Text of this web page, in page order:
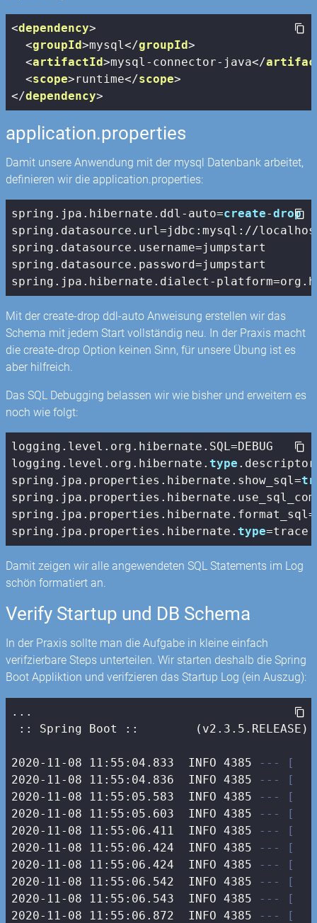
<dependency>
<groupId>mysql</groupId>
<artifactId>mysql-connector-java</
<scope>runtime</scope>
</dependency>
application.properties
Damit unsere Anwendung mit der mysql Datenbank arbeitet,
definieren wir die application.properties:
spring.jpa.hibernate.ddl-auto=create-drop
spring.datasource.url=jdbc:mysql://
spring.datasource.username=jumpstart
spring.datasource.password=jumpstart
spring.jpa.hibernate.dialect-
Mit der create-drop ddl-auto Anweisung erstellen wir das
Schema mit jedem Start vollständig neu. In der Praxis macht
die create-drop Option keinen Sinn, für unsere Übung ist es
aber hilfreich.
Das SQL Debugging belassen wir wie bisher und erweitern es
noch wie folgt:
logging.level.org.hibernate.SQL=DEBUG
logging.level.org.hibernate.type
spring.jpa.properties.hibernate.show_sql=
spring.jpa.properties.hibernate.format_sql=
spring.jpa.properties.hibernate.type=trace
Damit zeigen wir alle angewendeten SQL Statements im Log
schön formatiert an.
Verify Startup und DB Schema
In der Praxis sollte man die Aufgabe in kleine einfach
verifzierbare Steps unterteilen. Wir starten deshalb die Spring
Boot Appliktion und verifzieren das Startup Log (ein Auszug):
...
:: Spring Boot ::        (v2.3.5.RELEASE)
2020-11-08 11:55:04.833  INFO 4385 --- [
2020-11-08 11:55:04.836  INFO 4385 --- [
2020-11-08 11:55:05.583  INFO 4385 --- [
2020-11-08 11:55:05.603  INFO 4385 --- [
2020-11-08 11:55:06.411  INFO 4385 --- [
2020-11-08 11:55:06.424  INFO 4385 --- [
2020-11-08 11:55:06.424  INFO 4385 --- [
2020-11-08 11:55:06.542  INFO 4385 --- [
2020-11-08 11:55:06.543  INFO 4385 --- [
2020-11-08 11:55:06.872  INFO 4385 --- [